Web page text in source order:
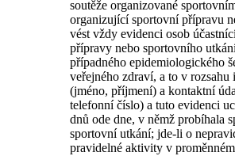
soutěže organizované
organizující sportovní přípravu
vést vždy evidenci osob
přípravy nebo sportovního
případného epidemiologického
veřejného zdraví, a to v rozsahu
(jméno, příjmení) a kontaktní
telefonní číslo) a tuto evidenci
dnů ode dne, v němž probíhala
sportovní utkání; jde-li o
pravidelné aktivity v